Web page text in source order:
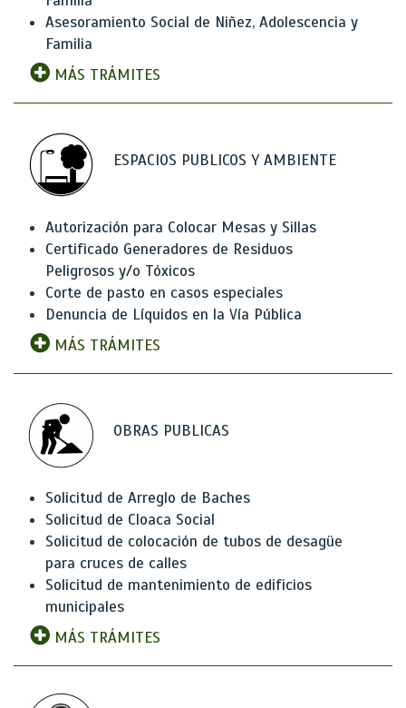
Asesoramiento Social de Niñez, Adolescencia y
Familia
MÁS TRÁMITES
ESPACIOS PUBLICOS Y AMBIENTE
Autorización para Colocar Mesas y Sillas
Certificado Generadores de Residuos
Peligrosos y/o Tóxicos
Corte de pasto en casos especiales
Denuncia de Líquidos en la Vía Pública
MÁS TRÁMITES
OBRAS PUBLICAS
Solicitud de Arreglo de Baches
Solicitud de Cloaca Social
Solicitud de colocación de tubos de desagüe
para cruces de calles
Solicitud de mantenimiento de edificios
municipales
MÁS TRÁMITES